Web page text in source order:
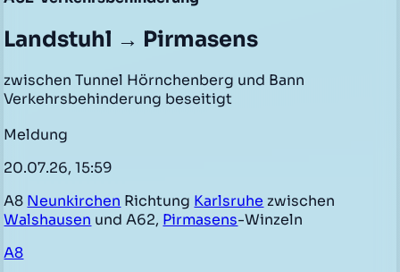
Landstuhl → Pirmasens
zwischen Tunnel Hörnchenberg und Bann
Verkehrsbehinderung beseitigt
Meldung
20.07.26, 15:59
A8 Neunkirchen Richtung Karlsruhe zwischen
Walshausen und A62, Pirmasens-Winzeln
A8